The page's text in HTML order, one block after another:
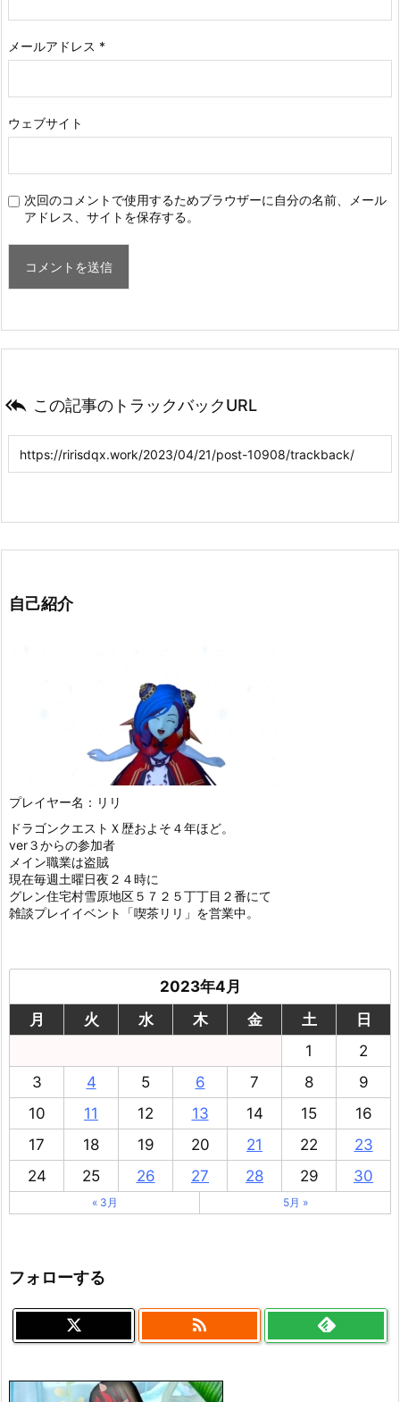
メールアドレス *
ウェブサイト
次回のコメントで使用するためブラウザーに自分の名前、メール
アドレス、サイトを保存する。
 この記事のトラックバックURL
自己紹介
プレイヤー名：リリ
ドラゴンクエストＸ歴およそ４年ほど。
ver３からの参加者
メイン職業は盗賊
現在毎週土曜日夜２４時に
グレン住宅村雪原地区５７２５丁丁目２番にて
雑談プレイイベント「喫茶リリ」を営業中。
2023年4月
月
火 水 木 金 土
日
1
2
3
4 5 6 7 8
9
10
11 12 13 14 15
16
17
18 19 20 21 22
23
24
25 26 27 28 29 30
« 3月 5月 »
フォローする
